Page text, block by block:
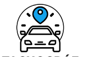
content